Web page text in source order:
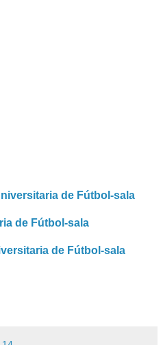
de Fútbol-sala
de Fútbol-sala
de Fútbol-sala